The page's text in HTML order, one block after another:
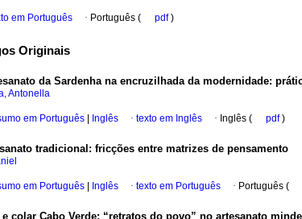
em Português · Português ( pdf)
Originais
da Sardenha na encruzilhada da modernidade:
Antonella
em Português Inglês · texto em Inglês · Inglês ( pdf)
tradicional: fricções entre matrizes de pensamento
em Português Inglês · texto em Português · Português (
e colar Cabo Verde: “retratos do povo” no artesanato